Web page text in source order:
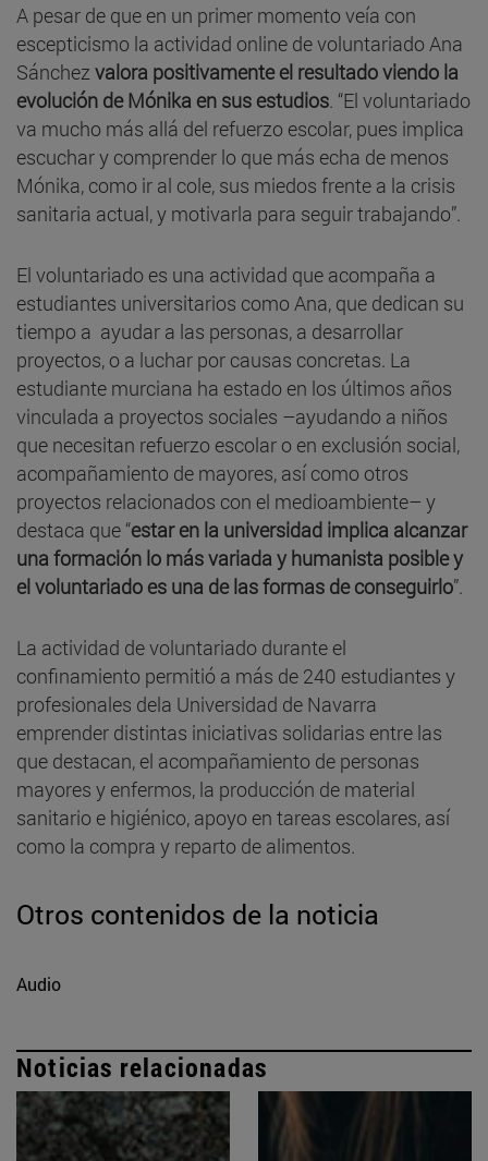
A pesar de que en un primer momento veía con
escepticismo la actividad online de voluntariado Ana
Sánchez valora positivamente el resultado viendo la
evolución de Mónika en sus estudios. “El voluntariado
va mucho más allá del refuerzo escolar, pues implica
escuchar y comprender lo que más echa de menos
Mónika, como ir al cole, sus miedos frente a la crisis
sanitaria actual, y motivarla para seguir trabajando”.
El voluntariado es una actividad que acompaña a
estudiantes universitarios como Ana, que dedican su
tiempo a ayudar a las personas, a desarrollar
proyectos, o a luchar por causas concretas. La
estudiante murciana ha estado en los últimos años
vinculada a proyectos sociales –ayudando a niños
que necesitan refuerzo escolar o en exclusión social,
acompañamiento de mayores, así como otros
proyectos relacionados con el medioambiente– y
destaca que “estar en la universidad implica alcanzar
una formación lo más variada y humanista posible y
el voluntariado es una de las formas de conseguirlo”.
La actividad de voluntariado durante el
confinamiento permitió a más de 240 estudiantes y
profesionales dela Universidad de Navarra
emprender distintas iniciativas solidarias entre las
que destacan, el acompañamiento de personas
mayores y enfermos, la producción de material
sanitario e higiénico, apoyo en tareas escolares, así
como la compra y reparto de alimentos.
Otros contenidos de la noticia
Audio
Noticias relacionadas